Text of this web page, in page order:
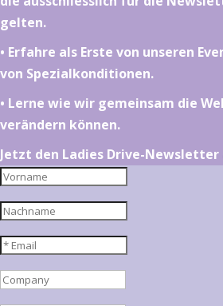
gelten.
•⁠ ⁠⁠Erfahre als Erste von unseren
von Spezialkonditionen.
•⁠ ⁠⁠Lerne wie wir gemeinsam die
verändern können.
Jetzt den Ladies Drive-Newsletter